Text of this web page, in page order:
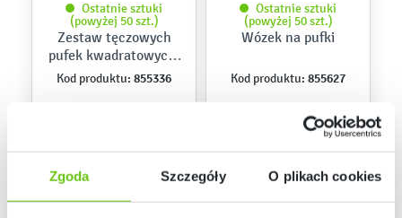
Zgoda Szczegóły O plikach cookies
Ostatnie sztuki
(powyżej 50 szt.)
Zestaw tęczowych
pufek kwadratowych,
10 szt.
Kod produktu: 855336
Ostatnie sztuki
(powyżej 50 szt.)
Wózek na pufki
Kod produktu: 855627
739,90 zł